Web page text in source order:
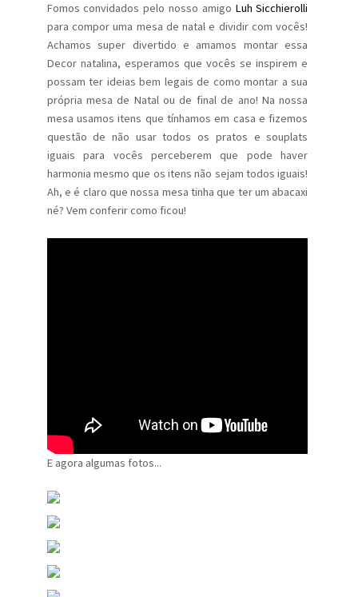
Fomos convidados pelo nosso amigo Luh Sicchierolli
para compor uma mesa de natal e dividir com vocês!
Achamos super divertido e amamos montar essa
Decor natalina, esperamos que vocês se inspirem e
possam ter ideias bem legais de como montar a sua
própria mesa de Natal ou de final de ano! Na nossa
mesa usamos itens que tínhamos em casa e fizemos
questão de não usar todos os pratos e souplats
iguais para vocês perceberem que pode haver
harmonia mesmo que os itens não sejam todos iguais!
Ah, e é claro que nossa mesa tinha que ter um abacaxi
né? Vem conferir como ficou!
E agora algumas fotos...